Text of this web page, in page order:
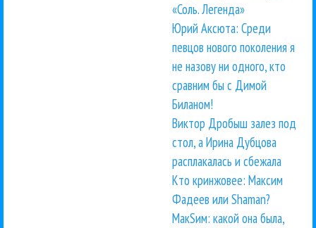
«Соль. Легенда»
Юрий Аксюта: Среди
певцов нового поколения я
не назову ни одного, кто
сравним бы с Димой
Биланом!
Виктор Дробыш залез под
стол, а Ирина Дубцова
расплакалась и сбежала
Кто кринжовее: Максим
Фадеев или Shaman?
МакSим: какой она была,